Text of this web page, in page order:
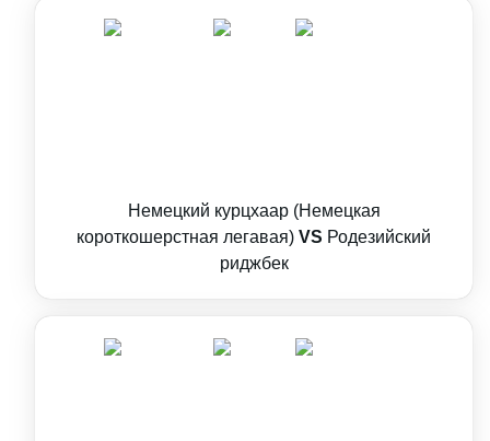
Немецкий курцхаар (Немецкая
короткошерстная легавая) VS Родезийский
риджбек